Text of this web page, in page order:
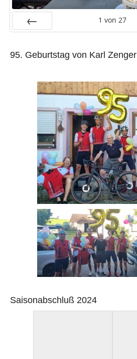
1 von 27
95. Geburtstag von Karl Zenger
Saisonabschluß 2024